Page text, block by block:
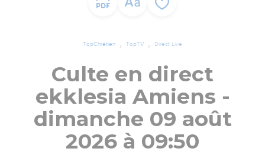
TopChrétien TopTV Direct Live
Culte en direct
ekklesia Amiens -
dimanche 09 août
2026 à 09:50